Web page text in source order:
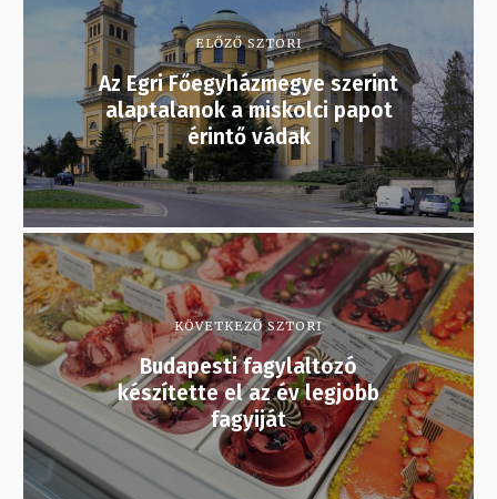
ELŐZŐ SZTORI
Az Egri Főegyházmegye szerint
alaptalanok a miskolci papot
érintő vádak
KÖVETKEZŐ SZTORI
Budapesti fagylaltozó
készítette el az év legjobb
fagyiját